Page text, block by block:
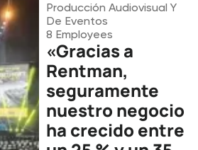
Producción Audiovisual Y
De Eventos
8 Employees
«Gracias a
Rentman,
seguramente
nuestro negocio
ha crecido entre